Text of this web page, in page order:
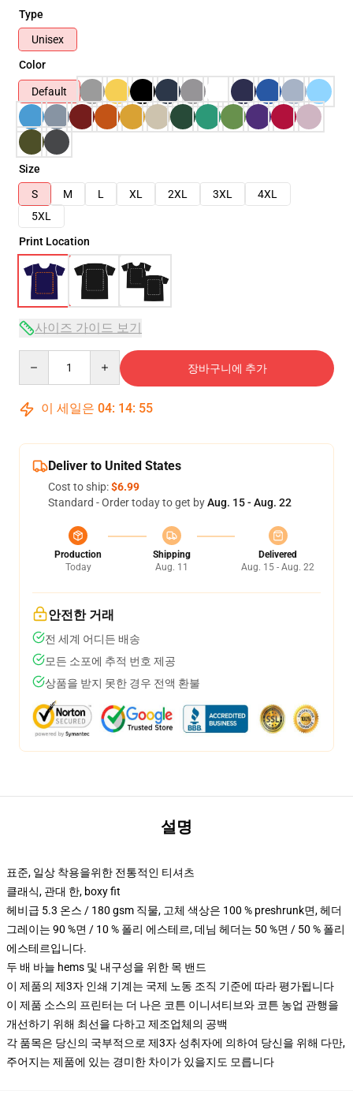
Type
Unisex
Color
Default
Size
S
M L XL 2XL 3XL
4XL
5XL
Print Location
사이즈 가이드 보기
장바구니에 추가
이 세일은 04: 14: 54
Deliver to United States
Cost to ship:$6.99
Standard - Order today to get byAug. 15 - Aug. 22
Production
Today
Shipping
Aug. 11
Delivered
Aug. 15 - Aug. 22
안전한 거래
전 세계 어디든 배송
모든 소포에 추적 번호 제공
상품을 받지 못한 경우 전액 환불
설명
표준, 일상 착용을위한 전통적인 티셔츠
클래식, 관대 한, boxy fit
헤비급 5.3 온스 / 180 gsm 직물, 고체 색상은 100 % preshrunk면, 헤더
그레이는 90 %면 / 10 % 폴리 에스테르, 데님 헤더는 50 %면 / 50 % 폴리
에스테르입니다.
두 배 바늘 hems 및 내구성을 위한 목 밴드
이 제품의 제3자 인쇄 기계는 국제 노동 조직 기준에 따라 평가됩니다
이 제품 소스의 프린터는 더 나은 코튼 이니셔티브와 코튼 농업 관행을
개선하기 위해 최선을 다하고 제조업체의 공백
각 품목은 당신의 국부적으로 제3자 성취자에 의하여 당신을 위해 다만,
주어지는 제품에 있는 경미한 차이가 있을지도 모릅니다